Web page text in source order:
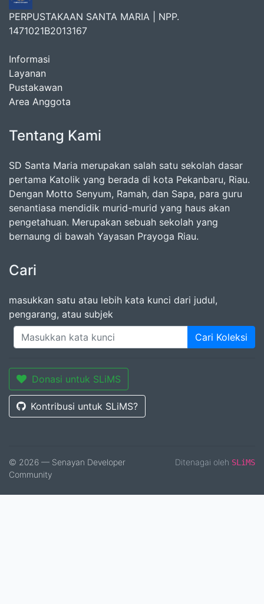
PERPUSTAKAAN SANTA MARIA | NPP.
1471021B2013167
Informasi
Layanan
Pustakawan
Area Anggota
Tentang Kami
SD Santa Maria merupakan salah satu sekolah dasar
pertama Katolik yang berada di kota Pekanbaru, Riau.
Dengan Motto Senyum, Ramah, dan Sapa, para guru
senantiasa mendidik murid-murid yang haus akan
pengetahuan. Merupakan sebuah sekolah yang
bernaung di bawah Yayasan Prayoga Riau.
Cari
masukkan satu atau lebih kata kunci dari judul,
pengarang, atau subjek
Cari Koleksi
Donasi untuk SLiMS
Kontribusi untuk SLiMS?
© 2026 — Senayan Developer
Community
Ditenagai oleh SLiMS